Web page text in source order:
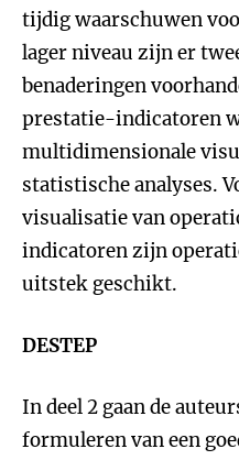
tijdig waarschuwen
lager niveau zijn er
benaderingen
prestatie-indicatoren
multidimensionale
statistische analyses.
visualisatie van
indicatoren zijn
uitstek geschikt.
DESTEP
In deel 2 gaan de
formuleren van een